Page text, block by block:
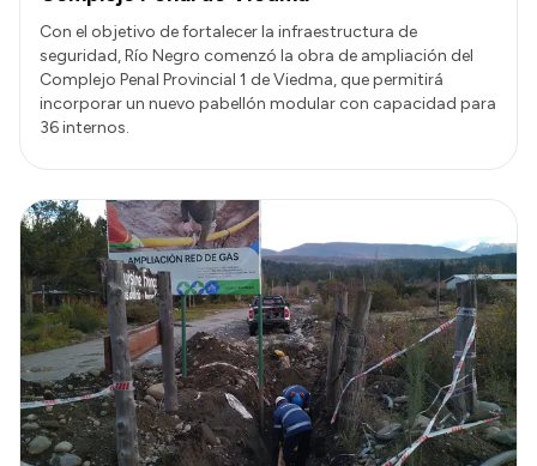
Con el objetivo de fortalecer la infraestructura de
seguridad, Río Negro comenzó la obra de ampliación del
Complejo Penal Provincial 1 de Viedma, que permitirá
incorporar un nuevo pabellón modular con capacidad para
36 internos.